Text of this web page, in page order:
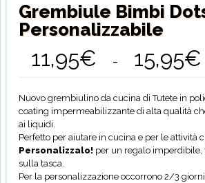
Grembiule Bimbi
Personalizzabile
11,95€ - 15,95€
Nuovo grembiulino da cucina di Tutete in
coating impermeabilizzante di alta qualità
ai liquidi.
Perfetto per aiutare in cucina e per le attività
Personalizzalo! per un regalo
sulla tasca.
Per la personalizzazione occorrono 2/3